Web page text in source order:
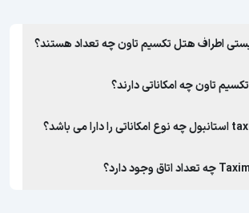
اطراف هتل تکسیم تاون چه تعداد هستند؟
تاون چه امکاناتی دارند؟